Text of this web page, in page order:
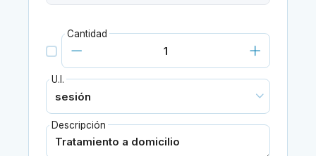
Cantidad
U.I.
Descripción